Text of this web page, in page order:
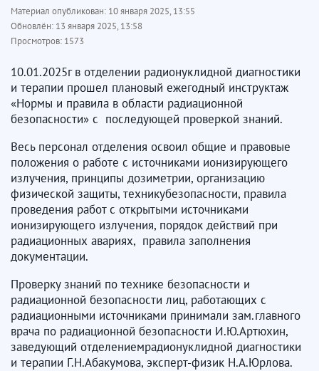
Материал опубликован: 10 января 2025, 13:55
Обновлён: 13 января 2025, 13:58
Просмотров: 1573
10.01.2025г в отделении радионуклидной диагностики
и терапии прошел плановый ежегодный инструктаж
«Нормы и правила в области радиационной
безопасности» с последующей проверкой знаний.
Весь персонал отделения освоил общие и правовые
положения о работе с источниками ионизирующего
излучения, принципы дозиметрии, организацию
физической защиты, техникубезопасности, правила
проведения работ с открытыми источниками
ионизирующего излучения, порядок действий при
радиационных авариях, правила заполнения
документации.
Проверку знаний по технике безопасности и
радиационной безопасности лиц, работающих с
радиационными источниками принимали зам.главного
врача по радиационной безопасности И.Ю.Артюхин,
заведующий отделениемрадионуклидной диагностики
и терапии Г.Н.Абакумова, эксперт-физик Н.А.Юрлова.